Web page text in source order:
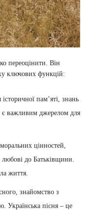
переоцінити. Він
ключових функцій:
пам’яті, знань
є важливим джерелом для
цінностей,
до Батьківщини.
життя.
знайомство з
Українська пісня – це